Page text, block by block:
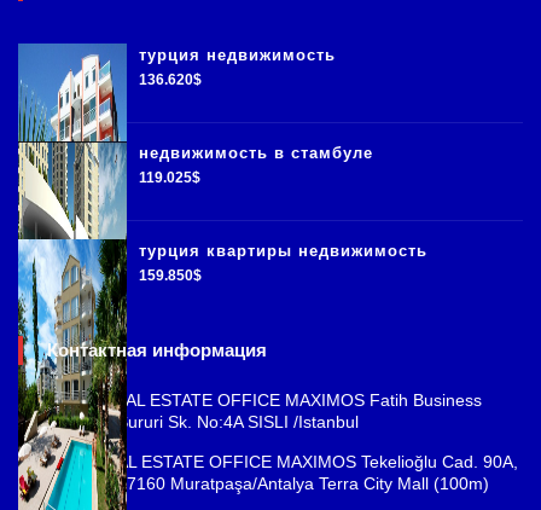
турция недвижимость
136.620$
недвижимость в стамбуле
119.025$
турция квартиры недвижимость
159.850$
Контактная информация
ISTANBUL REAL ESTATE OFFICE MAXIMOS Fatih Business
Park, Cemal Sururi Sk. No:4A SISLI /Istanbul
ANTALYA REAL ESTATE OFFICE MAXIMOS Tekelioğlu Cad. 90A,
Fener Mah., 07160 Muratpaşa/Antalya Terra City Mall (100m)